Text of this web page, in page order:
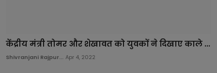
केंद्रीय मंत्री तोमर और शेखावत को युवकों ने दिखाए काले ...
Shivranjani Rajpur... Apr 4, 2022